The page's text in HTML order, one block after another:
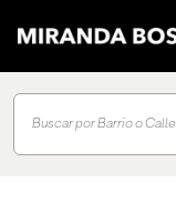
Buscar por Barrio o Calle